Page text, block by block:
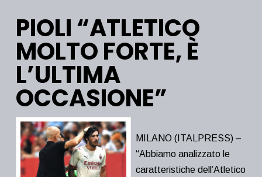
PIOLI “ATLETICO
MOLTO FORTE, È
L’ULTIMA
OCCASIONE”
MILANO (ITALPRESS) –
“Abbiamo analizzato le
caratteristiche dell’Atletico